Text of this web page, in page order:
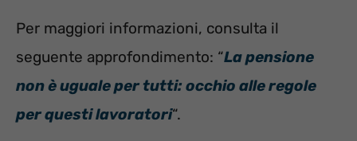
Per maggiori informazioni, consulta il
seguente approfondimento: “La pensione
non è uguale per tutti: occhio alle regole
per questi lavoratori“.